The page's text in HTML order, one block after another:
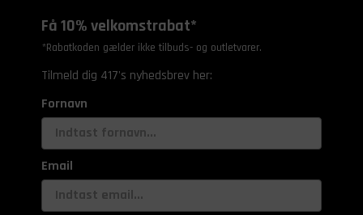
Få 10% velkomstrabat*
*Rabatkoden gælder ikke tilbuds- og outletvarer.
Tilmeld dig 417's nyhedsbrev her:
Fornavn
Email